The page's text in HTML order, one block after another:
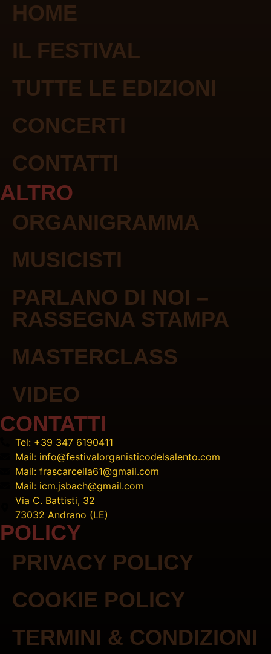
HOME
IL FESTIVAL
TUTTE LE EDIZIONI
CONCERTI
CONTATTI
ALTRO
ORGANIGRAMMA
MUSICISTI
PARLANO DI NOI –
RASSEGNA STAMPA
MASTERCLASS
VIDEO
CONTATTI
Tel: +39 347 6190411
Mail: info@festivalorganisticodelsalento.com
Mail: frascarcella61@gmail.com
Mail: icm.jsbach@gmail.com
Via C. Battisti, 32
73032 Andrano (LE)
POLICY
PRIVACY POLICY
COOKIE POLICY
TERMINI & CONDIZIONI